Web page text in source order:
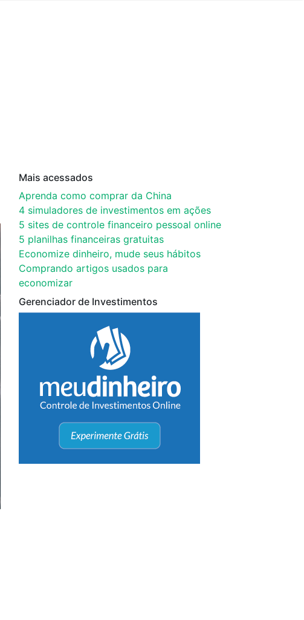
Mais acessados
Aprenda como comprar da China
4 simuladores de investimentos em ações
5 sites de controle financeiro pessoal online
5 planilhas financeiras gratuitas
Economize dinheiro, mude seus hábitos
Comprando artigos usados para
economizar
Gerenciador de Investimentos